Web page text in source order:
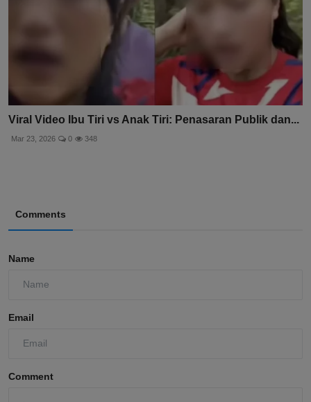
Viral Video Ibu Tiri vs Anak Tiri: Penasaran Publik dan...
Mar 23, 2026 0 348
Comments
Name
Email
Comment